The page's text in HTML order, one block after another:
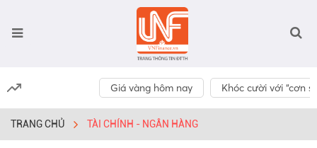
Giá vàng hôm nay Khóc cười với “cơn
TRANG CHỦ TÀI CHÍNH - NGÂN HÀNG